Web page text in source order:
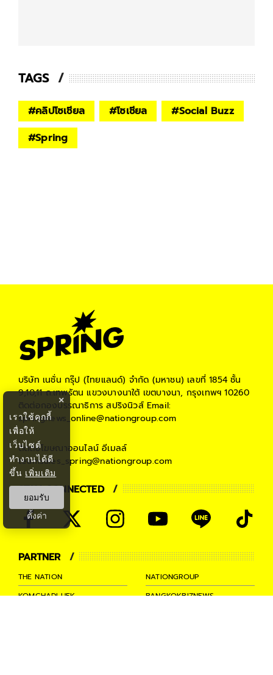
TAGS
#คลิปโซเชียล #โซเชียล #Social Buzz
#Spring
บริษัท เนชั่น กรุ๊ป (ไทยแลนด์) จำกัด (มหาชน) เลขที่ 1854 ชั้น
9,10,11 ถ.เทพรัตน แขวงบางนาใต้ เขตบางนา, กรุงเทพฯ 10260
ติดต่อกองบรรณาธิการ สปริงนิวส์Email:
springnews_online@nationgroup.com
ติดต่อโฆษณาออนไลน์ อีเมลล์
teamsales_spring@nationgroup.com
STAY CONNECTED
PARTNER
THE NATION
NATIONGROUP
KOMCHADLUEK
BANGKOKBIZNEWS
×
เราใช้คุกกี้
เพื่อให้
เว็บไซต์
ทำงานได้ดี
ขึ้น เพิ่มเติม
ยอมรับ
ตั้งค่า